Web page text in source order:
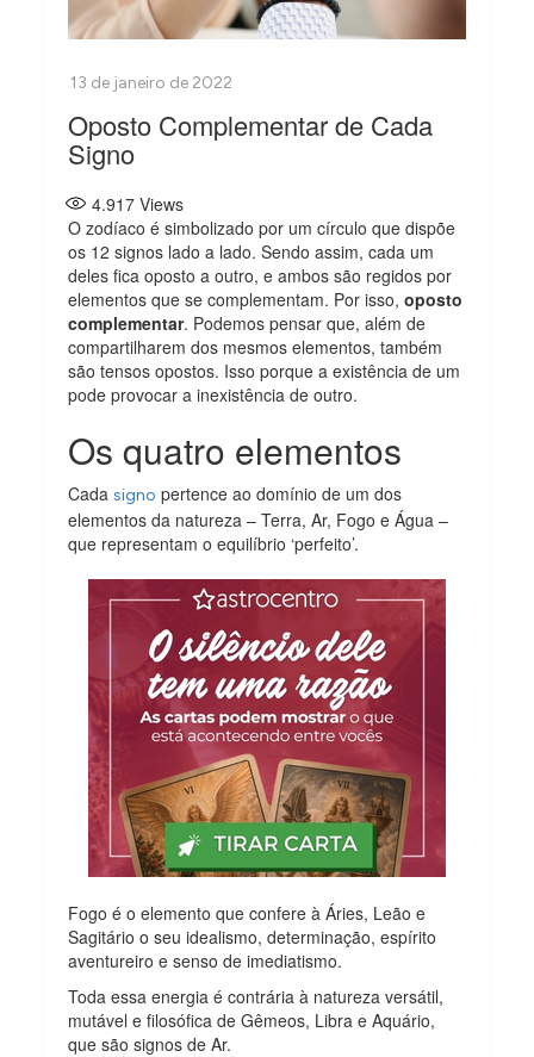
Oposto Complementar de Cada
Signo
4.917 Views
O zodíaco é simbolizado por um círculo que dispõe
os 12 signos lado a lado. Sendo assim, cada um
deles fica oposto a outro, e ambos são regidos por
elementos que se complementam. Por isso,oposto
complementar. Podemos pensar que, além de
compartilharem dos mesmos elementos, também
são tensos opostos. Isso porque a existência de um
pode provocar a inexistência de outro.
Os quatro elementos
Cadasigno pertence ao domínio de um dos
elementos da natureza – Terra, Ar, Fogo e Água –
que representam o equilíbrio ‘perfeito’.
Fogo é o elemento que confere à Áries, Leão e
Sagitário o seu idealismo, determinação, espírito
aventureiro e senso de imediatismo.
Toda essa energia é contrária à natureza versátil,
mutável e filosófica de Gêmeos, Libra e Aquário,
que são signos de Ar.